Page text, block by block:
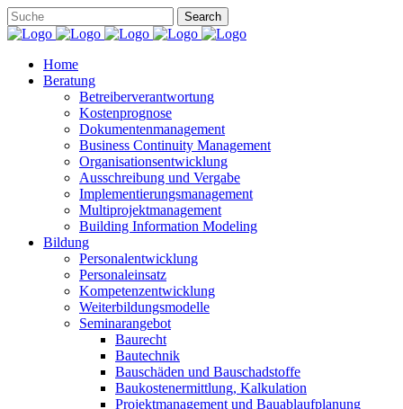
Home
Beratung
Betreiberverantwortung
Kostenprognose
Dokumentenmanagement
Business Continuity Management
Organisationsentwicklung
Ausschreibung und Vergabe
Implementierungsmanagement
Multiprojektmanagement
Building Information Modeling
Bildung
Personalentwicklung
Personaleinsatz
Kompetenzentwicklung
Weiterbildungsmodelle
Seminarangebot
Baurecht
Bautechnik
Bauschäden und Bauschadstoffe
Baukostenermittlung, Kalkulation
Projektmanagement und Bauablaufplanung